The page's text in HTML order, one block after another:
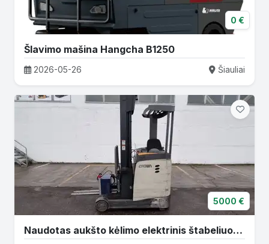
0 €
Šlavimo mašina Hangcha B1250
2026-05-26 Šiauliai
5000 €
Naudotas aukšto kėlimo elektrinis štabeliuotuvas CROWN ESR5260-1.4 | 2